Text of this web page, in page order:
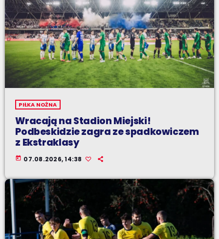
PIŁKA NOŻNA
Wracają na Stadion Miejski!
Podbeskidzie zagra ze spadkowiczem
z Ekstraklasy
today 07.08.2026, 14:38